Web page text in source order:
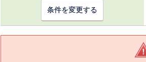
条件を変更する